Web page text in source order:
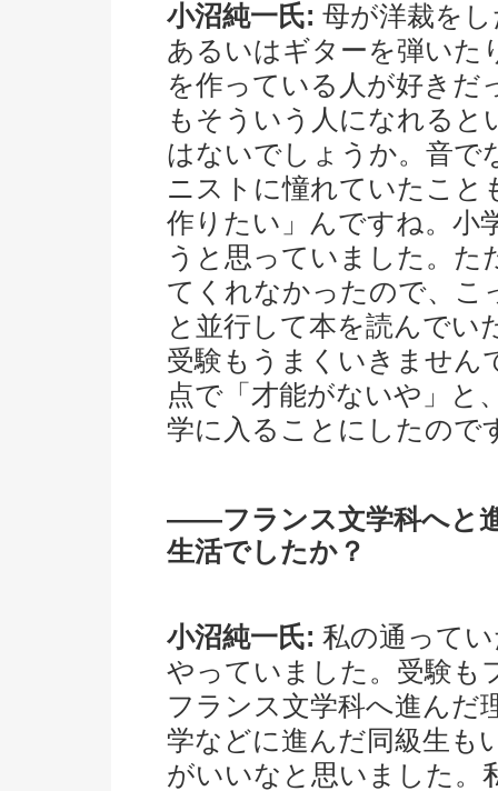
小沼純一氏: 母が洋裁を
あるいはギターを弾いた
を作っている人が好きだ
もそういう人になれると
はないでしょうか。音で
ニストに憧れていたこと
作りたい」んですね。小
うと思っていました。た
てくれなかったので、こ
と並行して本を読んでい
受験もうまくいきません
点で「才能がないや」と
学に入ることにしたので
――フランス文学科へと
生活でしたか？
小沼純一氏: 私の通って
やっていました。受験も
フランス文学科へ進んだ
学などに進んだ同級生も
がいいなと思いました。